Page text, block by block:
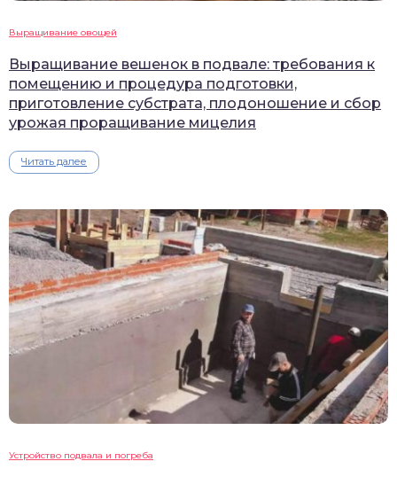
Выращивание овощей
Выращивание вешенок в подвале: требования к
помещению и процедура подготовки,
приготовление субстрата, плодоношение и сбор
урожая проращивание мицелия
Читать далее
Устройство подвала и погреба